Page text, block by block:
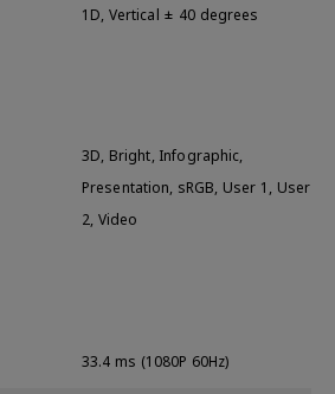
1D, Vertical ± 40 degrees
3D, Bright, Infographic,
Presentation, sRGB, User 1, User
2, Video
33.4 ms (1080P 60Hz)